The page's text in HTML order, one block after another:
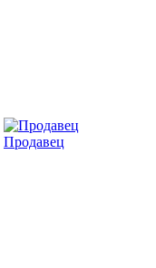
Продавец